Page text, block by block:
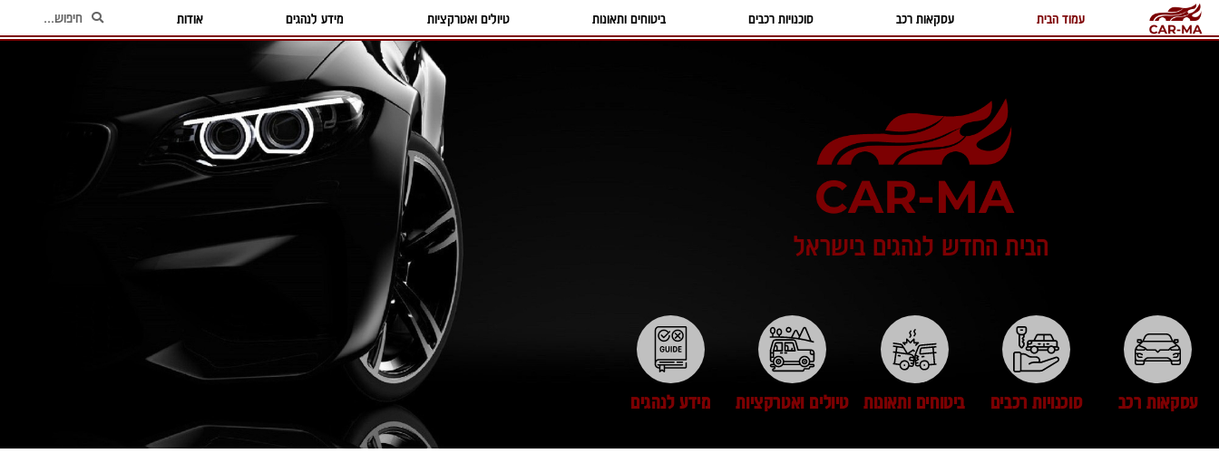
עמוד הבית עסקאות רכב סוכנויות רכבים ביטוחים ותאונות טיולים ואטרקציות מידע לנהגים אודות
הבית החדש לנהגים בישראל
עסקאות רכב סוכנויות רכבים ביטוחים ותאונות טיולים ואטרקציות מידע לנהגים